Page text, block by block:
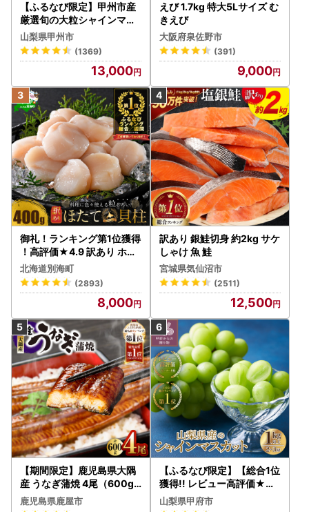
【ふるなび限定】甲州市産
厳選旬の大粒シャインマス
カット 約1.3kg 2～3房【2
026年発送】（MG）B12-
472 FN-Limited-VO シャ
インマスカット フルーツ
山梨県甲州市
(1369)
13,000
えび 1.7kg 特大5Lサイズ む
きえび
大阪府泉佐野市
(391)
9,000
御礼！ランキング第1位獲得
！高評価★4.9 訳あり ホタ
テ 400g（ほたて 帆立 貝柱
冷凍 ）
北海道別海町
(2893)
8,000
訳あり 銀鮭切身 約2kg サケ
しゃけ 魚 鮭
宮城県気仙沼市
(2511)
12,500
【期間限定】鹿児島県大隅
産 うなぎ蒲焼 4尾（600g
） KN007-004-04-cp18
鹿児島県鹿屋市
【ふるなび限定】【総合1位
獲得!! レビュー高評価★】
〈2026年度配送分〉山梨
山梨県甲府市